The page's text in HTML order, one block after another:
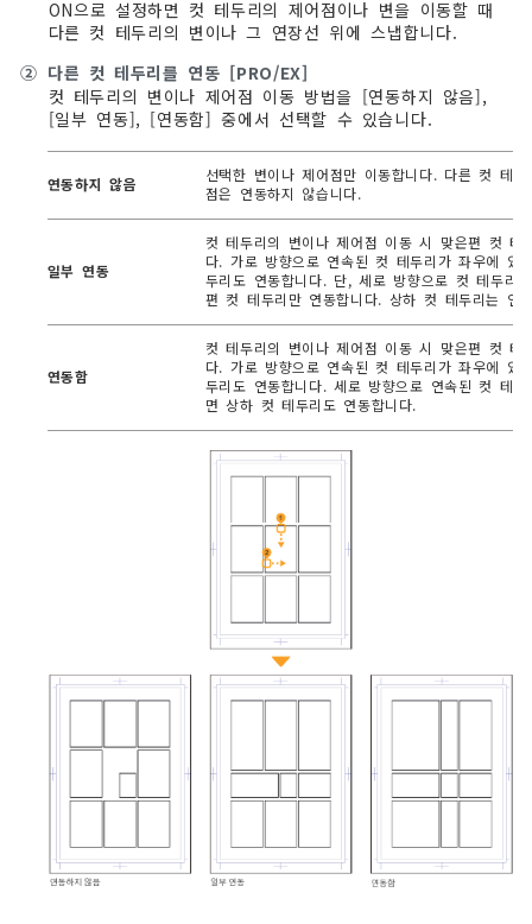
ON으로 설정하면 컷 테두리의 제어점이나 변을 이동할 때
다른 컷 테두리의 변이나 그 연장선 위에 스냅합니다.
② 다른 컷 테두리를 연동 [PRO/EX]
컷 테두리의 변이나 제어점 이동 방법을 [연동하지 않음],
[일부 연동], [연동함] 중에서 선택할 수 있습니다.
연동하지 않음
선택한 변이나 제어점만 이동합니다. 다른 컷 테
점은 연동하지 않습니다.
일부 연동
컷 테두리의 변이나 제어점 이동 시 맞은편 컷 테
다. 가로 방향으로 연속된 컷 테두리가 좌우에 있
두리도 연동합니다. 단, 세로 방향으로 컷 테두리
편 컷 테두리만 연동합니다. 상하 컷 테두리는 연
연동함
컷 테두리의 변이나 제어점 이동 시 맞은편 컷 테
다. 가로 방향으로 연속된 컷 테두리가 좌우에 있
두리도 연동합니다. 세로 방향으로 연속된 컷 테
면 상하 컷 테두리도 연동합니다.